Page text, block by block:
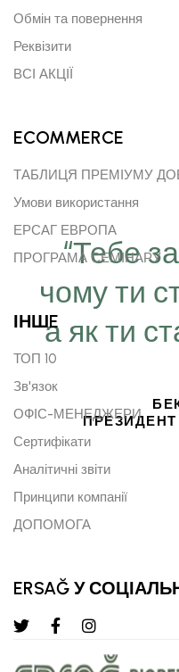
“Тебе
чому ти
а як ти
ПРЕЗИДЕНТ
Обмін та повернення
Реквізити
ВСІ АКЦІЇ
ECOMMERCE
ТАБЛИЦЯ ПРЕМІУМУ
Умови використання
ЕРСАГ ЕВРОПА
ПРОГРАМА СЕМІНАРУ
ІНШE
ТОП 10
Зв'язок
ОФІС-МЕНЕДЖЕРИ
Сертифікати
Аналітичні звіти
Принципи компанії
ДОПОМОГА
ERSAĞ У